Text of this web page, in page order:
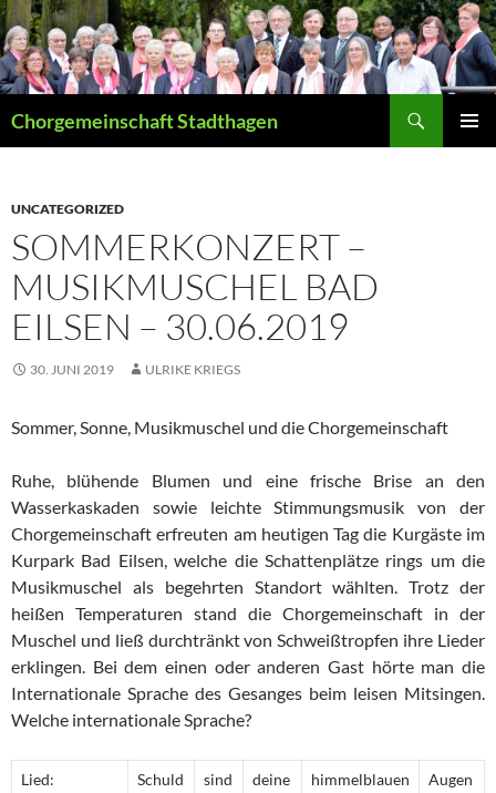
Chorgemeinschaft Stadthagen
UNCATEGORIZED
SOMMERKONZERT –
MUSIKMUSCHEL BAD
EILSEN – 30.06.2019
30. JUNI 2019 ULRIKE KRIEGS
Sommer, Sonne, Musikmuschel und die Chorgemeinschaft
Ruhe, blühende Blumen und eine frische Brise an den
Wasserkaskaden sowie leichte Stimmungsmusik von der
Chorgemeinschaft erfreuten am heutigen Tag die Kurgäste im
Kurpark Bad Eilsen, welche die Schattenplätze rings um die
Musikmuschel als begehrten Standort wählten. Trotz der
heißen Temperaturen stand die Chorgemeinschaft in der
Muschel und ließ durchtränkt von Schweißtropfen ihre Lieder
erklingen. Bei dem einen oder anderen Gast hörte man die
Internationale Sprache des Gesanges beim leisen Mitsingen.
Welche internationale Sprache?
Lied: Schuld sind deine himmelblauen Augen